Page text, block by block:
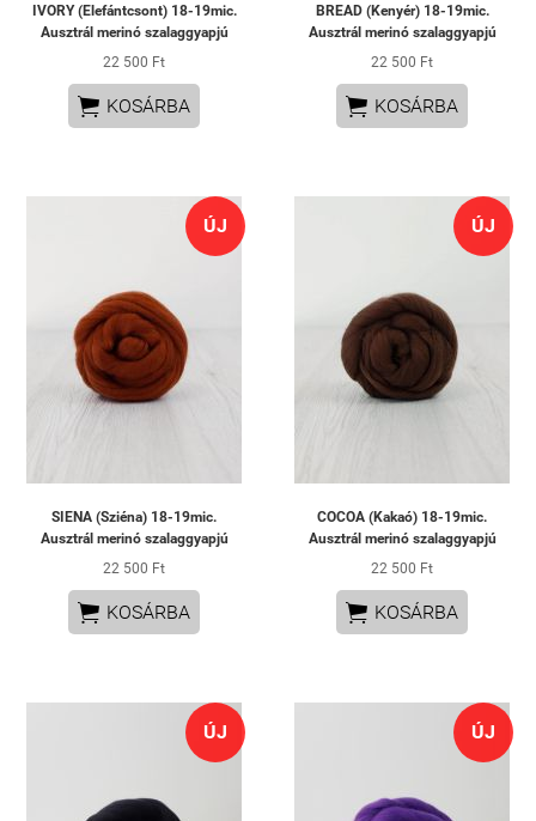
IVORY (Elefántcsont) 18-19mic.
Ausztrál merinó szalaggyapjú
22 500 Ft
 KOSÁRBA
BREAD (Kenyér) 18-19mic.
Ausztrál merinó szalaggyapjú
22 500 Ft
 KOSÁRBA
ÚJ
SIENA (Sziéna) 18-19mic.
Ausztrál merinó szalaggyapjú
22 500 Ft
 KOSÁRBA
ÚJ
COCOA (Kakaó) 18-19mic.
Ausztrál merinó szalaggyapjú
22 500 Ft
 KOSÁRBA
ÚJ ÚJ